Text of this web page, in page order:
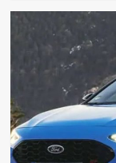
у